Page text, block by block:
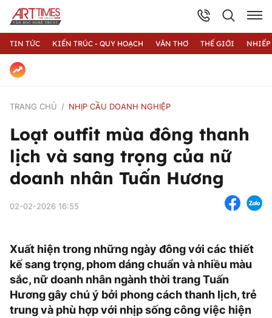
TIN TỨC KIẾN TRÚC - QUY HOẠCH VĂN THƠ THẾ GIỚI
TRANG CHỦ NHỊP CẦU DOANH NGHIỆP
Loạt outfit mùa đông thanh
lịch và sang trọng của nữ
doanh nhân Tuấn Hương
02-02-2026 16:55
Xuất hiện trong những ngày đông với các thiết
kế sang trọng, phom dáng chuẩn và nhiều màu
sắc, nữ doanh nhân ngành thời trang Tuấn
Hương gây chú ý bởi phong cách thanh lịch, trẻ
trung và phù hợp với nhịp sống công việc hiện